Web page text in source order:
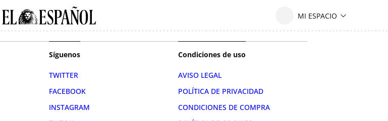
Síguenos
TWITTER
FACEBOOK
INSTAGRAM
Condiciones de uso
AVISO LEGAL
POLÍTICA DE PRIVACIDAD
CONDICIONES DE COMPRA